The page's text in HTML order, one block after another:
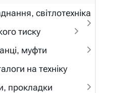
світлотехніка
тиску
муфти
на техніку
прокладки